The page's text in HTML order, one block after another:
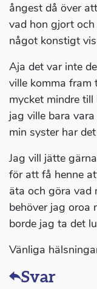
ångest då över
vad hon gjort
något konstigt
Aja det var inte
ville komma
mycket mindre
jag ville bara
min syster har
Jag vill jätte
för att få henne
äta och göra vad
behöver jag oroa
borde jag ta det
Vänliga
Svar